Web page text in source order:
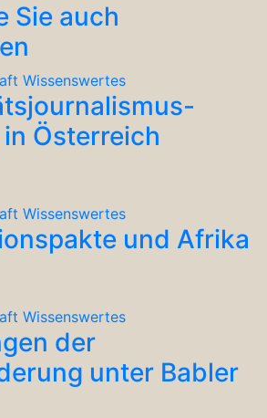
Sie auch
Wissenswertes
Österreich
Wissenswertes
und Afrika
Wissenswertes
der
unter Babler